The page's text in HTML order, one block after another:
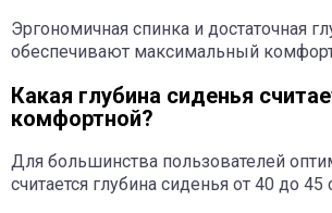
Эргономичная спинка и достаточная
обеспечивают максимальный
Какая глубина сиденья
комфортной?
Для большинства пользователей
считается глубина сиденья от 40 до 45